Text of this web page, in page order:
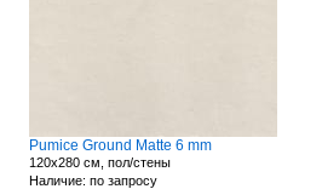
Pumice Ground Matte 6 mm
120x280 см, пол/стены
Наличие: по запросу